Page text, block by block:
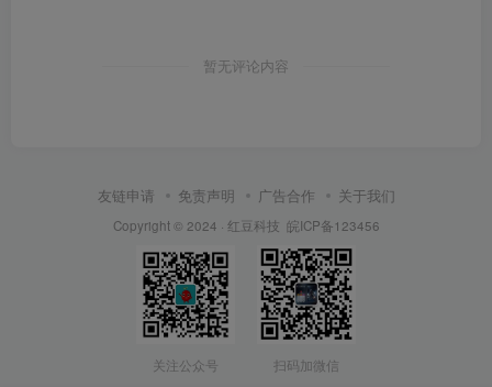
暂无评论内容
友链申请 免责声明 广告合作 关于我们
Copyright © 2024 · 红豆科技 皖ICP备123456
关注公众号 扫码加微信